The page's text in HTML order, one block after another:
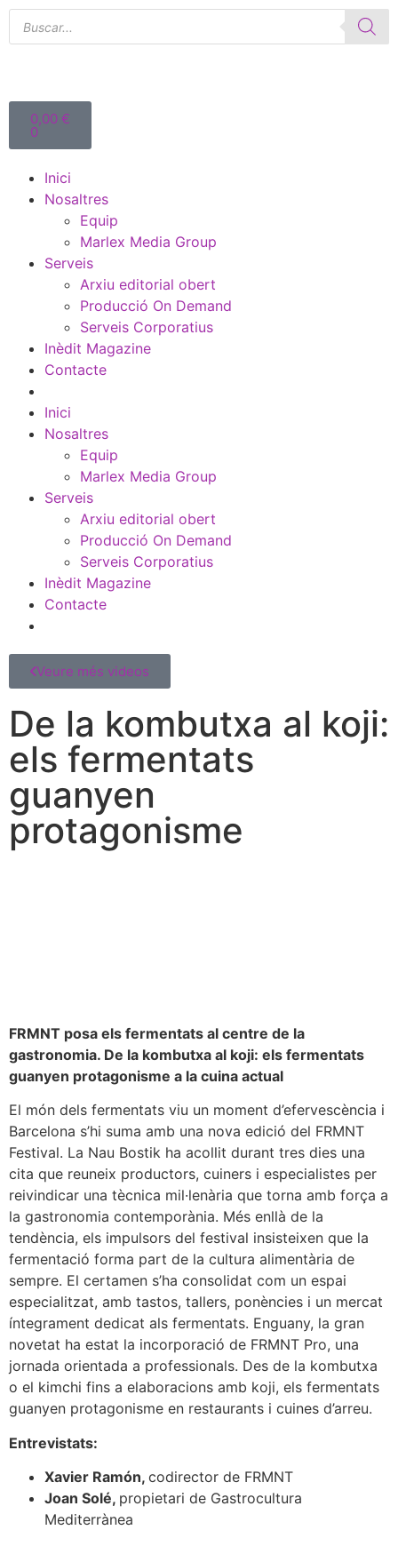
0,00 €
0
Inici
Nosaltres
Equip
Marlex Media Group
Serveis
Arxiu editorial obert
Producció On Demand
Serveis Corporatius
Inèdit Magazine
Contacte
Inici
Nosaltres
Equip
Marlex Media Group
Serveis
Arxiu editorial obert
Producció On Demand
Serveis Corporatius
Inèdit Magazine
Contacte
Veure més videos
De la kombutxa al koji:
els fermentats
guanyen
protagonisme
FRMNT posa els fermentats al centre de la
gastronomia. De la kombutxa al koji: els fermentats
guanyen protagonisme a la cuina actual
El món dels fermentats viu un moment d’efervescència i
Barcelona s’hi suma amb una nova edició del FRMNT
Festival. La Nau Bostik ha acollit durant tres dies una
cita que reuneix productors, cuiners i especialistes per
reivindicar una tècnica mil·lenària que torna amb força a
la gastronomia contemporània. Més enllà de la
tendència, els impulsors del festival insisteixen que la
fermentació forma part de la cultura alimentària de
sempre. El certamen s’ha consolidat com un espai
especialitzat, amb tastos, tallers, ponències i un mercat
íntegrament dedicat als fermentats. Enguany, la gran
novetat ha estat la incorporació de FRMNT Pro, una
jornada orientada a professionals. Des de la kombutxa
o el kimchi fins a elaboracions amb koji, els fermentats
guanyen protagonisme en restaurants i cuines d’arreu.
Entrevistats:
Xavier Ramón, codirector de FRMNT
Joan Solé, propietari de Gastrocultura
Mediterrànea